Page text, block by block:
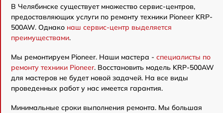
В Челябинске существует множество сервис-центров,
предоставляющих услуги по ремонту техники Pioneer KRP-
500AW. Однако наш сервис-центр выделяется
преимуществами.
Мы ремонтируем Pioneer. Наши мастера - специалисты по
ремонту техники Pioneer. Восстановить модель KRP-500AW
для мастеров не будет новой задачей. На все виды
проведенных работ у нас имеется гарантия.
Минимальные сроки выполнения ремонта. Мы большая